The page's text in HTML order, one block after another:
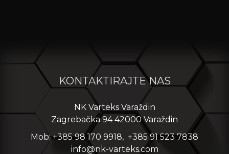
KONTAKTIRAJTE NAS
NK Varteks Varaždin
Zagrebačka 94 42000 Varaždin
Mob: +385 98 170 9918, +385 91 523 7838
info@nk-varteks.com